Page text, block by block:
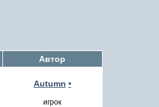
Автор
Autumn •
игрок